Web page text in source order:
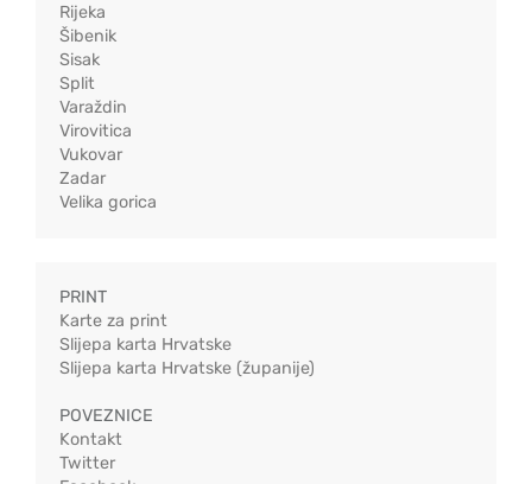
Rijeka
Šibenik
Sisak
Split
Varaždin
Virovitica
Vukovar
Zadar
Velika gorica
PRINT
Karte za print
Slijepa karta Hrvatske
Slijepa karta Hrvatske (županije)
POVEZNICE
Kontakt
Twitter